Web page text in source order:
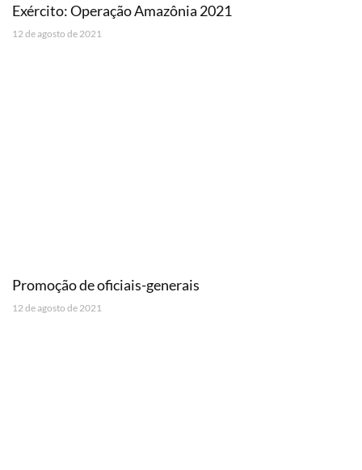
Exército: Operação Amazônia 2021
12 de agosto de 2021
Promoção de oficiais-generais
12 de agosto de 2021